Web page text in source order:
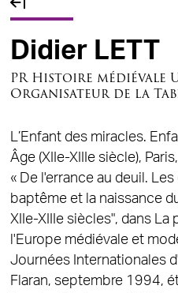
Fil d'Ariane
Didier LETT
PR Histoire médiévale
Organisateur de la
L’Enfant des miracles.
Âge (XIIe-XIIIe siècle),
« De l'errance au deuil.
baptême et la naissance
XIIe-XIIIe siècles", dans
l'Europe médiévale et
Journées Internationales
Flaran, septembre 1994,